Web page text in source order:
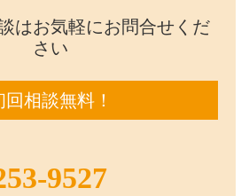
はお気軽にお問合せくだ
さい
回相談無料！
9527